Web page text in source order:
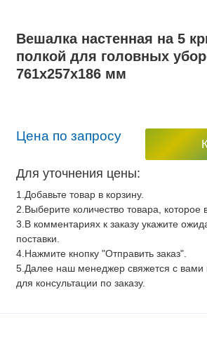
Вешалка настенная на 5
полкой для головных
761х257х186 мм
Цена по запросу
Для уточнения цены:
1.Добавьте товар в корзину.
2.Выберите количество товара, которое
3.В комментариях к заказу укажите
поставки.
4.Нажмите кнопку "Отправить заказ".
5.Далее наш менеджер свяжется с вами
для консультации по заказу.